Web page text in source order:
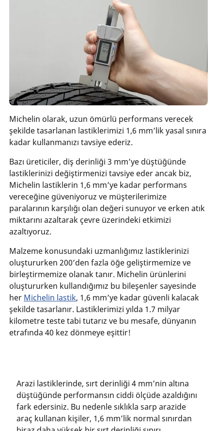
Michelin olarak, uzun ömürlü performans verecek
şekilde tasarlanan lastiklerimizi 1,6 mm’lik yasal sınıra
kadar kullanmanızı tavsiye ederiz.
Bazı üreticiler, diş derinliği 3 mm’ye düştüğünde
lastiklerinizi değiştirmenizi tavsiye eder ancak biz,
Michelin lastiklerin 1,6 mm’ye kadar performans
vereceğine güveniyoruz ve müşterilerimize
paralarının karşılığı olan değeri sunuyor ve erken atık
miktarını azaltarak çevre üzerindeki etkimizi
azaltıyoruz.
Malzeme konusundaki uzmanlığımız lastiklerinizi
oluştururken 200’den fazla öğe geliştirmemize ve
birleştirmemize olanak tanır. Michelin ürünlerini
oluştururken kullandığımız bu bileşenler sayesinde
her Michelin lastik, 1,6 mm’ye kadar güvenli kalacak
şekilde tasarlanır. Lastiklerimizi yılda 1.7 milyar
kilometre teste tabi tutarız ve bu mesafe, dünyanın
etrafında 40 kez dönmeye eşittir!
Arazi lastiklerinde, sırt derinliği 4 mm’nin altına
düştüğünde performansın ciddi ölçüde azaldığını
fark edersiniz. Bu nedenle sıklıkla sarp arazide
araç kullanan kişiler, 1,6 mm’lik normal sınırdan